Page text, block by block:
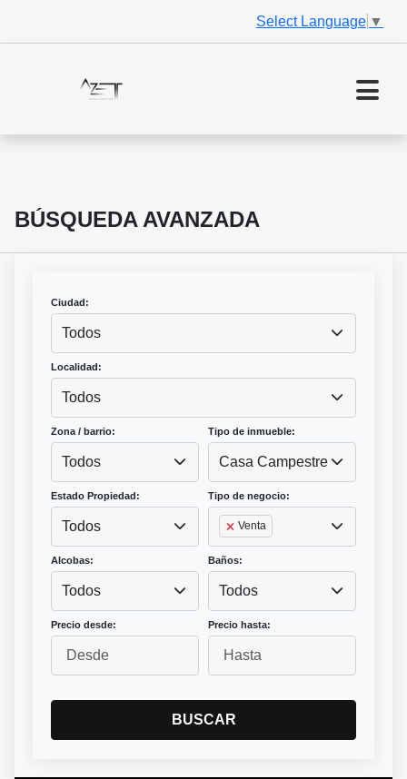
Select Language ▼
BÚSQUEDA AVANZADA
Ciudad:
Todos
Localidad:
Todos
Zona / barrio:
Todos
Tipo de inmueble:
Casa Campestre
Estado Propiedad:
Todos
Tipo de negocio:
Venta
Alcobas:
Todos
Baños:
Todos
Precio desde: Precio hasta:
BUSCAR